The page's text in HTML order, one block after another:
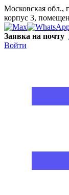
Московская обл.,
корпус 3,
Заявка на почту
Войти